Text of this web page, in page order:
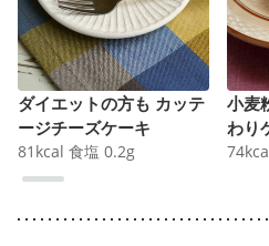
ダイエットの方も カッテ
ージチーズケーキ
81 kcal 食塩 0.2g
小麦
わり
74